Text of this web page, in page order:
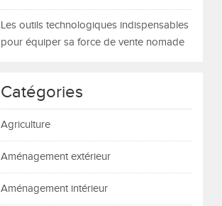
Les outils technologiques indispensables
pour équiper sa force de vente nomade
Catégories
Agriculture
Aménagement extérieur
Aménagement intérieur